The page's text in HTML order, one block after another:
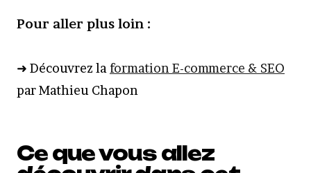
Pour aller plus loin :
➜ Découvrez la formation E-commerce & SEO
par Mathieu Chapon
Ce que vous allez